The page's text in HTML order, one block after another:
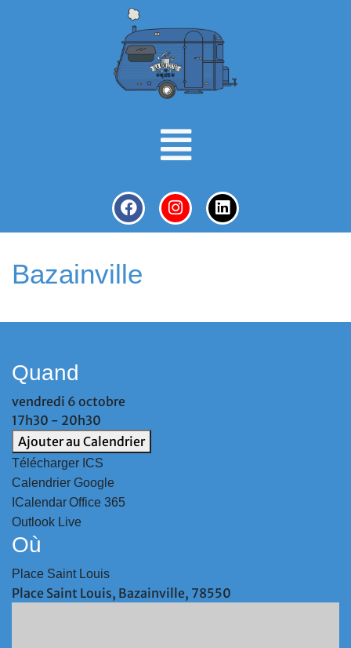
Bazainville
Quand
vendredi 6 octobre
17h30 - 20h30
Ajouter au Calendrier
Télécharger ICS
Calendrier Google
ICalendarOffice 365
Outlook Live
Où
Place Saint Louis
Place Saint Louis, Bazainville, 78550